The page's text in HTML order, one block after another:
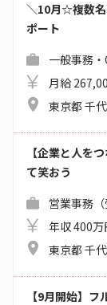
＼10月☆複数
ポート
一般事務
月給
東京都 千
【企業と人を
て笑おう
営業事務
年収 400
東京都 千
【9月開始】